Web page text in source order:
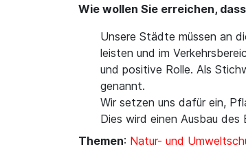
Wie wollen Sie erreichen,
Unsere Städte müssen an
leisten und im
und positive Rolle. Als
genannt.
Wir setzen uns dafür ein,
Dies wird einen Ausbau
Themen: Natur- und